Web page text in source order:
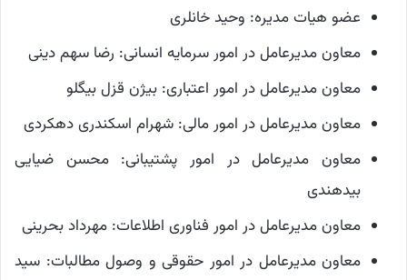
عضو هیات مدیره: وحید خانلری
معاون مدیرعامل در امور سرمایه انسانی: رضا سهم دینی
معاون مدیرعامل در امور اعتباری: بیژن قزل بیگلو
معاون مدیرعامل در امور مالی: شهرام اسکندری دهکردی
معاون مدیرعامل در امور پشتیبانی: محسن ضیایی
بیدهندی
معاون مدیرعامل در امور فناوری اطلاعات: مهرداد بحرینی
معاون مدیرعامل در امور حقوقی و وصول مطالبات: سید